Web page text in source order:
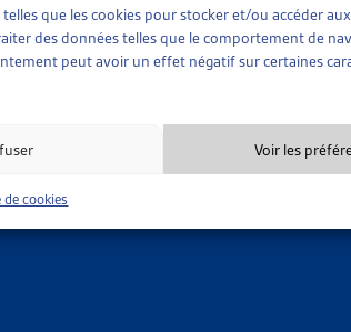
que les cookies pour stocker et/ou accéder
des données telles que le comportement de
peut avoir un effet négatif sur certaines
Voir les
cookies
expertise de la personne assurée ou